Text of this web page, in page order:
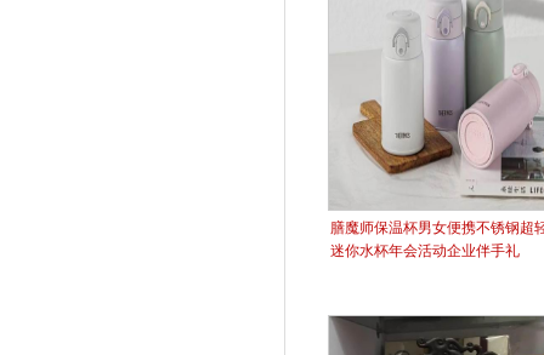
膳魔师保温杯男女便携不锈钢超
迷你水杯年会活动企业伴手礼